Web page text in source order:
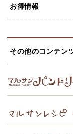
お得情報
その他のコンテン